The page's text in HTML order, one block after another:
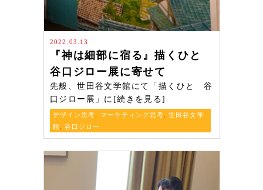
2022.03.13
『神は細部に宿る』描くひと
谷口ジロー展に寄せて
先般、世田谷文学館にて「描くひと 谷
口ジロー展」に[続きを見る]
デザイン思考 マーケティング思考 ,世田谷文学
館 ,谷口ジロー